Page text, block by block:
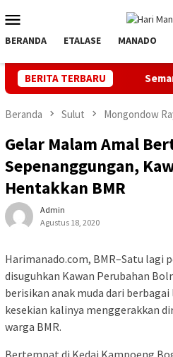
ke
kontenMobile
BERANDA ETALASE MANADO
BERITA TERBARU
Semarakkan HUT ke 81
Beranda Sulut Mongondow
Gelar Malam Amal
Sepenanggungan,
Hentakkan BMR
Admin
Agustus 18, 2020
Harimanado.com, BMR–Satu lagi
disuguhkan Kawan Perubahan
berisikan anak muda dari
kesekian kalinya menggerakkan
warga BMR.